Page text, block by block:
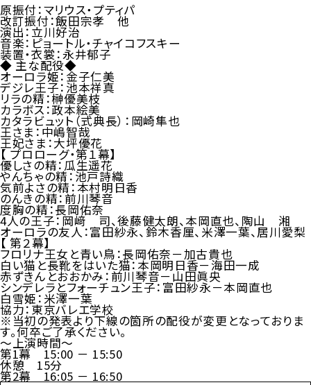
原振付：マリウス・プティパ
改訂振付：飯田宗孝 他
演出：立川好治
音楽：ピョートル・チャイコフスキー
装置・衣裳：永井郁子
◆ 主な配役◆
オーロラ姫：金子仁美
デジレ王子：池本祥真
リラの精：榊優美枝
カラボス：政本絵美
カタラビュット（式典長）：岡崎隼也
王さま：中嶋智哉
王妃さま：大坪優花
【 プロローグ・第１幕】
優しさの精：瓜生遥花
やんちゃの精：池戸詩織
気前よさの精：本村明日香
のんきの精：前川琴音
度胸の精：長岡佑奈
4人の王子：岡﨑 司、後藤健太朗、本岡直也、陶山 湘
オーロラの友人：富田紗永、鈴木香厘、米澤一葉、居川愛梨
【 第２幕】
フロリナ王女と青い鳥：長岡佑奈－加古貴也
白い猫と長靴をはいた猫：本岡明日香－海田一成
赤ずきんとおおかみ：前川琴音－山田眞央
シンデレラとフォーチュン王子：富田紗永－本岡直也
白雪姫：米澤一葉
協力：東京バレエ学校
※当初の発表より下線の箇所の配役が変更となっておりま
す。何卒ご了承ください。
～上演時間～
第1幕 15:00 － 15:50
休憩 15分
第2幕 16:05 － 16:50